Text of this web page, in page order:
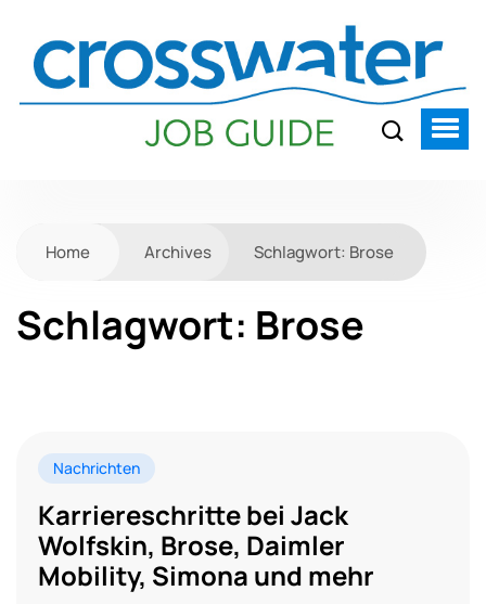
Home Archives Schlagwort: Brose
Schlagwort: Brose
Nachrichten
Karriereschritte bei Jack
Wolfskin, Brose, Daimler
Mobility, Simona und mehr